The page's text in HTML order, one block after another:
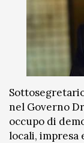
nel Governo
occupo di
locali, impresa